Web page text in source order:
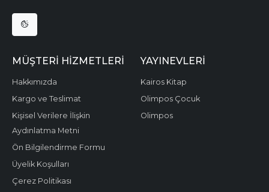
MÜŞTERI HIZMETLERI
Hakkımızda
Kargo ve Teslimat
Kişisel Verilere İlişkin
Aydınlatma Metni
Ön Bilgilendirme Formu
Üyelik Koşulları
Çerez Politikası
YAYINEVLERI
Kairos Kitap
Olimpos Çocuk
Olimpos